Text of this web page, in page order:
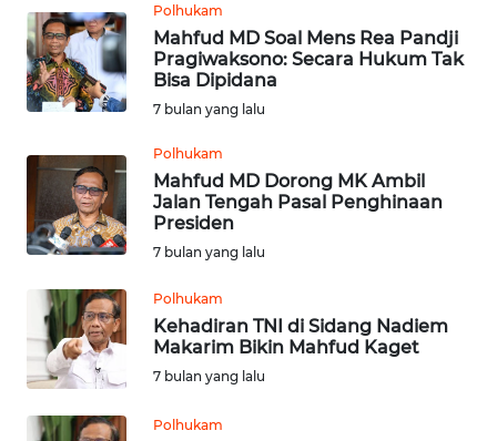
Polhukam
Mahfud MD Soal Mens Rea Pandji
Pragiwaksono: Secara Hukum Tak
Bisa Dipidana
7 bulan yang lalu
Polhukam
Mahfud MD Dorong MK Ambil
Jalan Tengah Pasal Penghinaan
Presiden
7 bulan yang lalu
Polhukam
Kehadiran TNI di Sidang Nadiem
Makarim Bikin Mahfud Kaget
7 bulan yang lalu
Polhukam
WN
NTB
SULTENG
WN
SULBAR
WN
BABEL
WN